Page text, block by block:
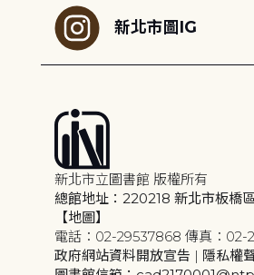
新北市圖IG
新北市立圖書館 版權所有
總館地址：220218 新北市板橋
【地圖】
電話：02-29537868 傳真：02-
政府網站資料開放宣告 | 隱私權